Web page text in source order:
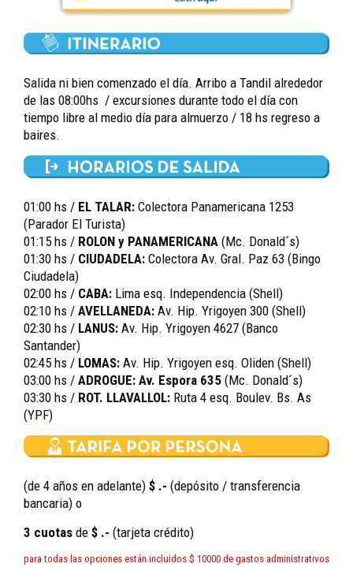
Salida ni bien comenzado el día. Arribo a Tandil alrededor
de las 08:00hs / excursiones durante todo el día con
tiempo libre al medio día para almuerzo / 18 hs regreso a
baires.
01:00 hs / EL TALAR: Colectora Panamericana 1253
(Parador El Turista)
01:15 hs / ROLON y PANAMERICANA (Mc. Donald´s)
01:30 hs / CIUDADELA: Colectora Av. Gral. Paz 63 (Bingo
Ciudadela)
02:00 hs / CABA: Lima esq. Independencia (Shell)
02:10 hs / AVELLANEDA: Av. Hip. Yrigoyen 300 (Shell)
02:30 hs / LANUS: Av. Hip. Yrigoyen 4627 (Banco
Santander)
02:45 hs / LOMAS: Av. Hip. Yrigoyen esq. Oliden (Shell)
03:00 hs / ADROGUE: Av. Espora 635 (Mc. Donald´s)
03:30 hs / ROT. LLAVALLOL: Ruta 4 esq. Boulev. Bs. As
(YPF)
(de 4 años en adelante) $ .- (depósito / transferencia
bancaria) o
3 cuotas de $ .- (tarjeta crédito)
para todas las opciones están incluidos $ 10000 de gastos administrativos